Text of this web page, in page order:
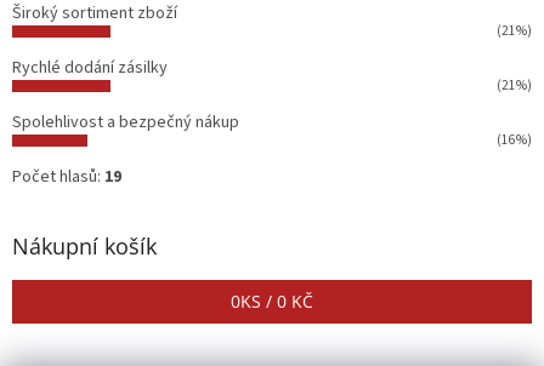
Široký sortiment zboží
(21%)
Rychlé dodání zásilky
(21%)
Spolehlivost a bezpečný nákup
(16%)
Počet hlasů: 19
Nákupní košík
0KS / 0 KČ